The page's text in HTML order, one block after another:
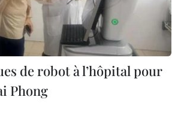
de robot à l’hôpital pour
Phong